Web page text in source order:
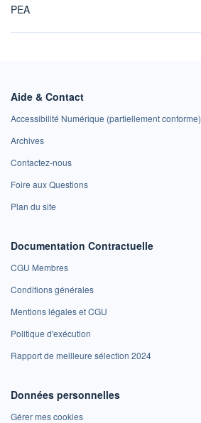
PEA
Aide & Contact
Accessibilité Numérique (partiellement conforme)
Archives
Contactez-nous
Foire aux Questions
Plan du site
Documentation Contractuelle
CGU Membres
Conditions générales
Mentions légales et CGU
Politique d'exécution
Rapport de meilleure sélection 2024
Données personnelles
Gérer mes cookies